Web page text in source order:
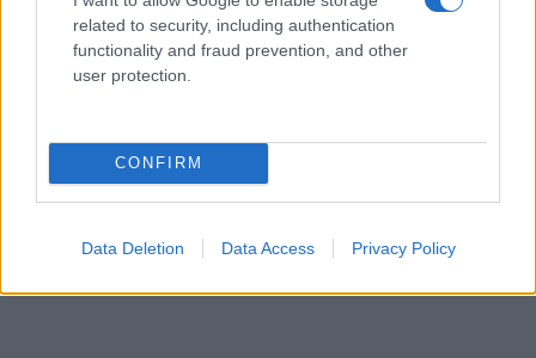
related to security, including authentication
functionality and fraud prevention, and other
user protection.
CONFIRM
Data Deletion Data Access Privacy Policy